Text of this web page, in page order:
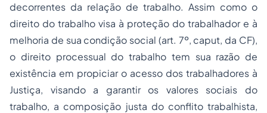
decorrentes da relação de trabalho. Assim como o
direito do trabalho visa à proteção do trabalhador e à
melhoria de sua condição social (art. 7º, caput, da CF),
o direito processual do trabalho tem sua razão de
existência em propiciar o acesso dos trabalhadores à
Justiça, visando a garantir os valores sociais do
trabalho, a composição justa do conflito trabalhista,